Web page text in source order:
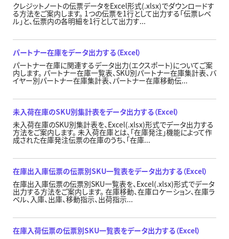
クレジットノートの伝票データをExcel形式(.xlsx)でダウンロードす
る方法をご案内します。 1つの伝票を1行として出力する「伝票レベ
ル」と、伝票内の各明細を1行として出力す...
パートナー在庫をデータ出力する（Excel）
パートナー在庫に関連するデータ出力(エクスポート)についてご案
内します。 パートナー在庫一覧表、SKU別パートナー在庫集計表、バ
イヤー別パートナー在庫集計表、パートナー在庫移動伝...
未入荷在庫のSKU別集計表をデータ出力する（Excel）
未入荷在庫のSKU別集計表を、Excel(.xlsx)形式でデータ出力する
方法をご案内します。 未入荷在庫とは、「在庫発注」機能によって作
成された在庫発注伝票の在庫のうち、「在庫...
在庫出入庫伝票の伝票別SKU一覧表をデータ出力する（Excel）
在庫出入庫伝票の伝票別SKU一覧表を、Excel(.xlsx)形式でデータ
出力する方法をご案内します。 在庫移動、在庫ロケーション、在庫ラ
ベル、入庫、出庫、移動指示、出荷指示...
在庫入荷伝票の伝票別SKU一覧表をデータ出力する（Excel）